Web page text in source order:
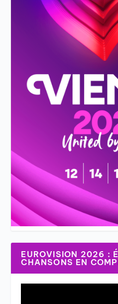
EUROVISION 2026 :
CHANSONS EN